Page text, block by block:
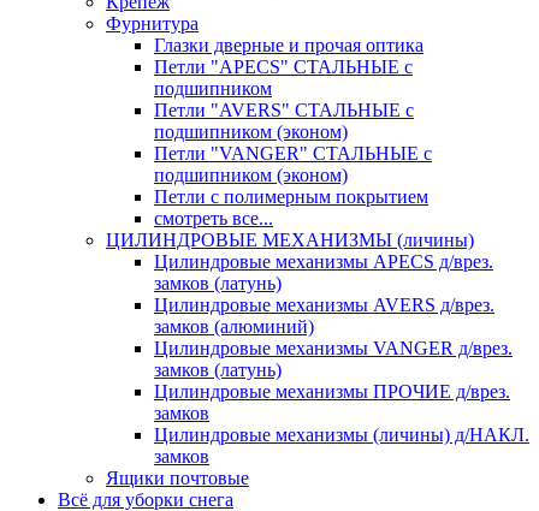
Фурнитура
Глазки дверные и прочая оптика
Петли "APECS" СТАЛЬНЫЕ с
подшипником
Петли "AVERS" СТАЛЬНЫЕ с
подшипником (эконом)
Петли "VANGER" СТАЛЬНЫЕ с
подшипником (эконом)
Петли с полимерным покрытием
смотреть все...
ЦИЛИНДРОВЫЕ МЕХАНИЗМЫ (личины)
Цилиндровые механизмы APECS д/врез.
замков (латунь)
Цилиндровые механизмы AVERS д/врез.
замков (алюминий)
Цилиндровые механизмы VANGER д/врез.
замков (латунь)
Цилиндровые механизмы ПРОЧИЕ д/врез.
замков
Цилиндровые механизмы (личины) д/НАКЛ.
замков
Ящики почтовые
Всё для уборки снега